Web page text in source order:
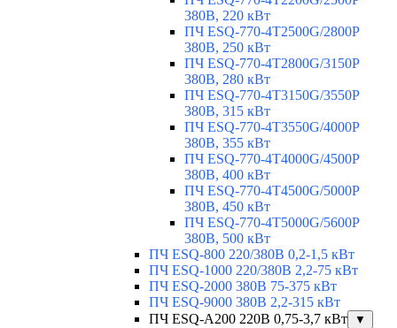
380В, 220 кВт
ПЧ ESQ-770-4T2500G/2800P
380В, 250 кВт
ПЧ ESQ-770-4T2800G/3150P
380В, 280 кВт
ПЧ ESQ-770-4T3150G/3550P
380В, 315 кВт
ПЧ ESQ-770-4T3550G/4000P
380В, 355 кВт
ПЧ ESQ-770-4T4000G/4500P
380В, 400 кВт
ПЧ ESQ-770-4T4500G/5000P
380В, 450 кВт
ПЧ ESQ-770-4T5000G/5600P
380В, 500 кВт
ПЧ ESQ-800 220/380В 0,2-1,5 кВт
ПЧ ESQ-1000 220/380В 2,2-75 кВт
ПЧ ESQ-2000 380В 75-375 кВт
ПЧ ESQ-9000 380В 2,2-315 кВт
ПЧ ESQ-A200 220В 0,75-3,7 кВт
▼